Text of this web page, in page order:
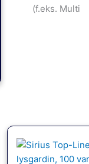
(f.eks. Multi